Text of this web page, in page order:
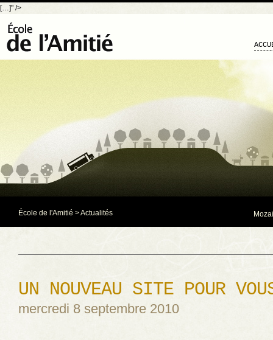
[…]" />
École de l'Amitié >Actualités
UN NOUVEAU SITE POUR
mercredi 8 septembre 2010